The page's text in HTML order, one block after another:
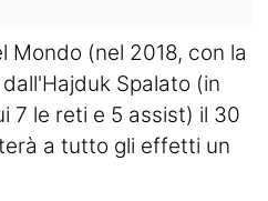
Mondo (nel 2018, con la
Spalato (in
7 le reti e 5 assist) il 30
a tutto gli effetti un